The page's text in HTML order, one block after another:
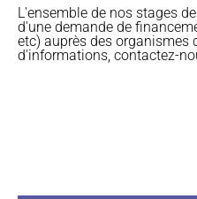
L'ensemble de nos stages
d'une demande de
etc) auprès des organismes
d'informations, contactez-